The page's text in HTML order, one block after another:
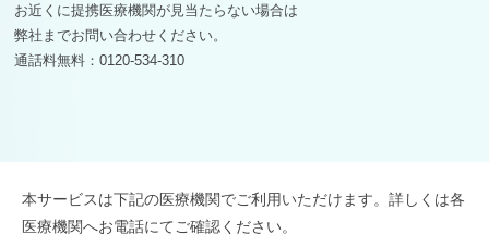
お近くに提携医療機関が見当たらない場合は
弊社までお問い合わせください。
通話料無料：0120-534-310
本サービスは下記の医療機関でご利用いただけます。詳しくは各
医療機関へお電話にてご確認ください。